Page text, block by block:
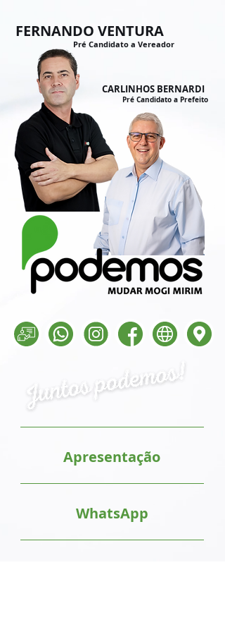
Pré Candidato a Vereador
Pré Candidato a Prefeito
FERNANDO VENTURA
CARLINHOS BERNARDI
Apresentação
WhatsApp